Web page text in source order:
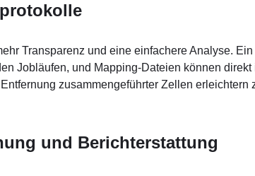
Transparenz und eine einfachere Analyse. Ein
Jobläufen, und Mapping-Dateien können
zusammengeführter Zellen erleichtern
und Berichterstattung